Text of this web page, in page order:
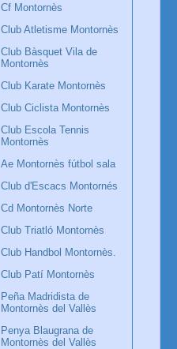
Cf Montornès
Club Atletisme Montornès
Club Bàsquet Vila de
Montornès
Club Karate Montornès
Club Ciclista Montornès
Club Escola Tennis
Montornès
Ae Montornès fútbol sala
Club d'Escacs Montornés
Cd Montornès Norte
Club Triatló Montornès
Club Handbol Montornès.
Club Patí Montornès
Peña Madridista de
Montornès del Vallès
Penya Blaugrana de
Montornès del Vallès